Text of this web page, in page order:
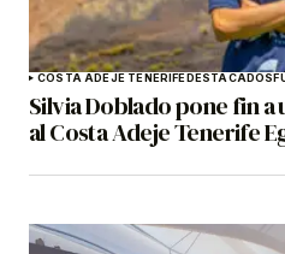
COSTA ADEJE TENERIFEDESTACADOS
Silvia Doblado pone fin
al Costa Adeje Tenerife